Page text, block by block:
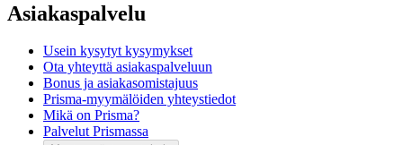
Asiakaspalvelu
Usein kysytyt kysymykset
Ota yhteyttä asiakaspalveluun
Bonus ja asiakasomistajuus
Prisma-myymälöiden yhteystiedot
Mikä on Prisma?
Palvelut Prismassa